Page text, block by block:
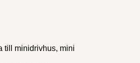
till minidrivhus, mini